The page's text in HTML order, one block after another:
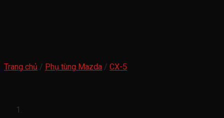
Trang chủ / Phụ tùng Mazda / CX-5